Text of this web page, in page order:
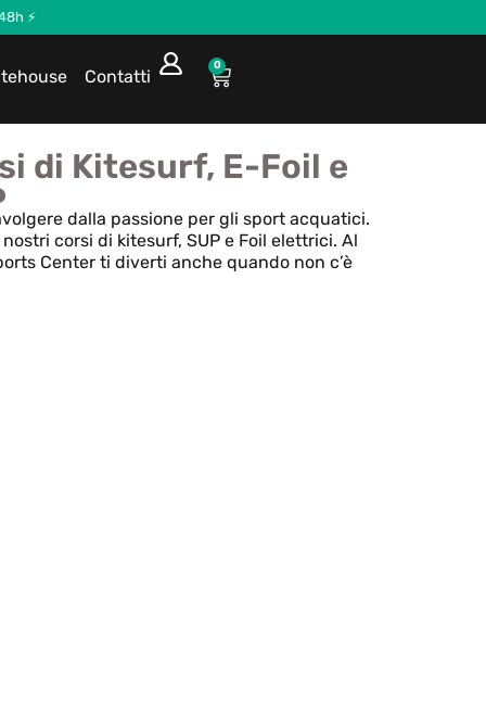
⚡
Contatti
0
di Kitesurf, E-Foil e
dalla passione per gli sport acquatici.
corsi di kitesurf, SUP e Foil elettrici. Al
Center ti diverti anche quando non c’è